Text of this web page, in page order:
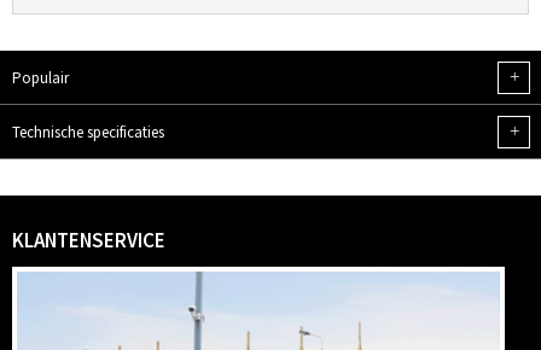
Populair +
Technische specificaties +
KLANTENSERVICE